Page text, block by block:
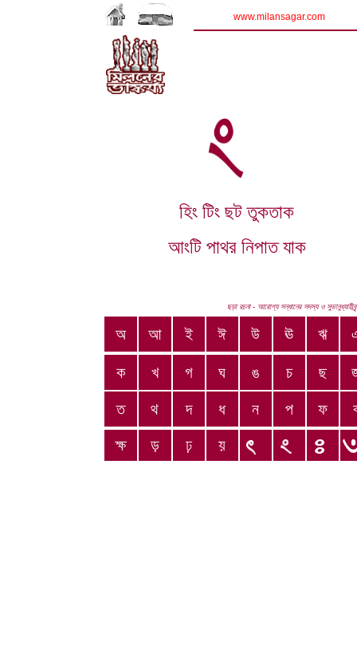
www.milansagar.com
হিং টিং ছট তুকতাক
আংটি পাথর নিপাত যাক
অ আ ই ঈ উ ঊ ঋ
ক খ গ ঘ ঙ চ ছ
ত থ দ ধ ন প ফ
ক্ষ ড় ঢ় য়
ছড়া রচনা - আরোগ্য সন্ধানের সদস্য ও